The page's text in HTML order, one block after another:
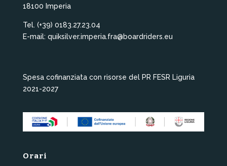
18100 Imperia
Tel. (+39) 0183.27.23.04
E-mail: quiksilver.imperia.fra@boardriders.eu
Spesa cofinanziata con risorse del PR FESR Liguria
2021-2027
Orari